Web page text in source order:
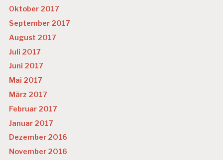
Oktober 2017
September 2017
August 2017
Juli 2017
Juni 2017
Mai 2017
März 2017
Februar 2017
Januar 2017
Dezember 2016
November 2016